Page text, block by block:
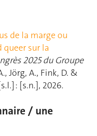
de la marge ou
queer sur la
2025 du Groupe
Jörg, A., Fink, D. &
: [s.n.], 2026.
/ une